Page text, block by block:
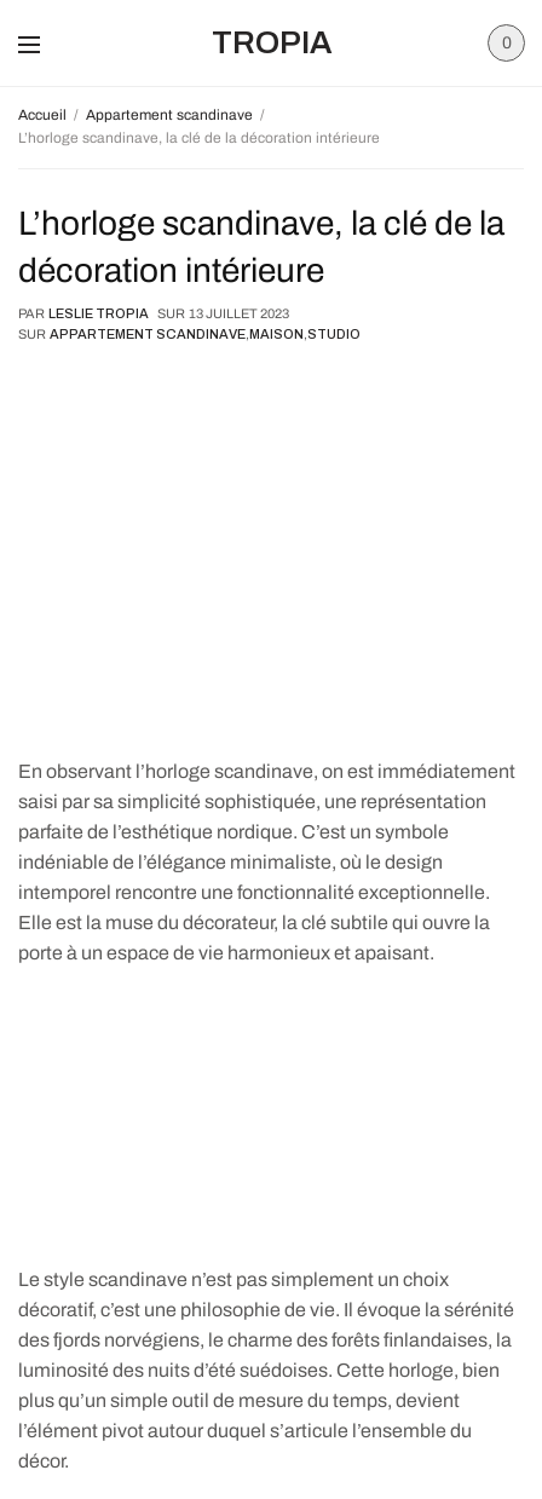
TROPIA 0
Accueil
Appartement scandinave
L’horloge scandinave, la clé de la décoration intérieure
L’horloge scandinave, la clé de la
décoration intérieure
PAR LESLIE TROPIA SUR 13 JUILLET 2023
SUR APPARTEMENT SCANDINAVE,MAISON,STUDIO
En observant l’horloge scandinave, on est immédiatement
saisi par sa simplicité sophistiquée, une représentation
parfaite de l’esthétique nordique. C’est un symbole
indéniable de l’élégance minimaliste, où le design
intemporel rencontre une fonctionnalité exceptionnelle.
Elle est la muse du décorateur, la clé subtile qui ouvre la
porte à un espace de vie harmonieux et apaisant.
Le style scandinave n’est pas simplement un choix
décoratif, c’est une philosophie de vie. Il évoque la sérénité
des fjords norvégiens, le charme des forêts finlandaises, la
luminosité des nuits d’été suédoises. Cette horloge, bien
plus qu’un simple outil de mesure du temps, devient
l’élément pivot autour duquel s’articule l’ensemble du
décor.